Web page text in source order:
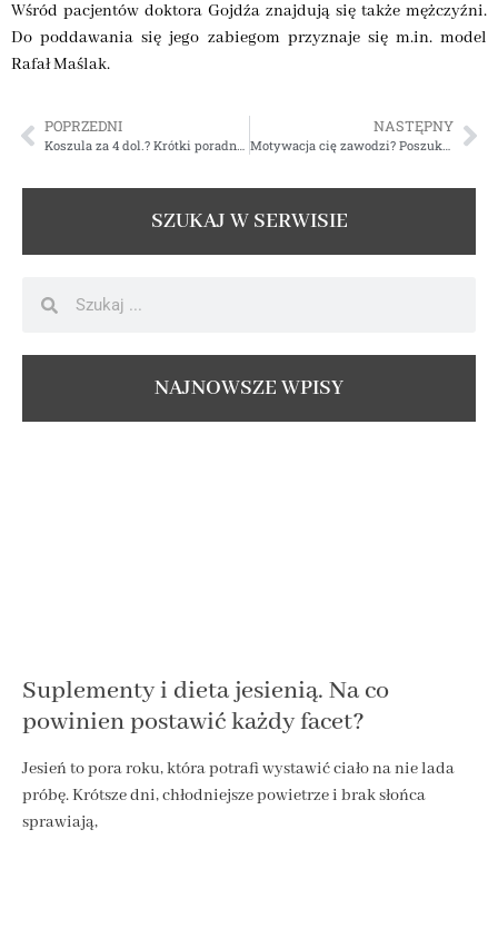
Wśród pacjentów doktora Gojdźa znajdują się także mężczyźni.
Do poddawania się jego zabiegom przyznaje się m.in. model
Rafał Maślak.
POPRZEDNI
Koszula za 4 dol.? Krótki poradnik o tym, jak kupować ubrania za granicą
NASTĘPNY
Motywacja cię zawodzi? Poszukaj towarzystwa
SZUKAJ W SERWISIE
NAJNOWSZE WPISY
Suplementy i dieta jesienią. Na co
powinien postawić każdy facet?
Jesień to pora roku, która potrafi wystawić ciało na nie lada
próbę. Krótsze dni, chłodniejsze powietrze i brak słońca
sprawiają,